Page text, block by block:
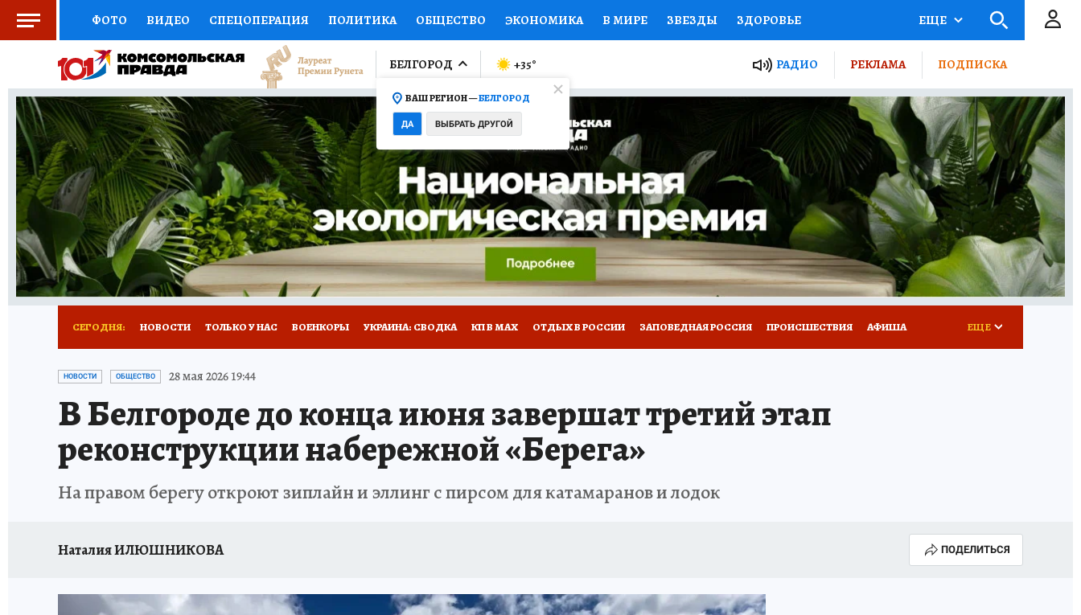
ФОТО ВИДЕО СПЕЦОПЕРАЦИЯ ПОЛИТИКА ОБЩЕСТВО ЭКОНОМИКА В МИРЕ ЗВЕЗДЫ ЗДОРОВЬЕ
СОЦПОДДЕРЖКА НАУКА СПОРТ КОЛУМНИСТЫ ПРОИСШЕСТВИЯ НАЦИОНАЛЬНЫЕ ПРОЕКТЫ РОССИИ
ВЫБОР ЭКСПЕРТОВ ДОКТОР ФИНАНСЫ ОТКРЫВАЕМ МИР Я ЗНАЮ СЕМЬЯ ЖЕНСКИЕ СЕКРЕТЫ ПУТЕВОДИТЕЛЬ
КНИЖНАЯ ПОЛКА ПРОГНОЗЫ НА СПОРТ ПРОМОКОДЫ СЕРИАЛЫ СПЕЦПРОЕКТЫ ДЕФИЦИТ ЖЕЛЕЗА ТУРИЗМ
ПРЕСС-ЦЕНТР НЕДВИЖИМОСТЬ ТЕЛЕВИЗОР КОЛЛЕКЦИИ КОНКУРСЫ РАБОТА У НАС ГИД ПОТРЕБИТЕЛЯ ВСЕ О КП
РАДИО КП РЕКЛАМА ТЕСТЫ НОВОЕ НА САЙТЕ
ЕЩЕ
БЕЛГОРОД
ВАШ РЕГИОН —БЕЛГОРОД
ДА ВЫБРАТЬ ДРУГОЙ
+35° РАДИО РЕКЛАМА ПОДПИСКА
СЕГОДНЯ: НОВОСТИ ТОЛЬКО У НАС ВОЕНКОРЫ УКРАИНА: СВОДКА КП В МАХ ОТДЫХ В РОССИИ ЗАПОВЕДНАЯ РОССИЯ ПРОИСШЕСТВИЯ АФИША
ИСПЫТАНО НА СЕБЕ
ЕЩЕ
НОВОСТИ ОБЩЕСТВО 28 мая 2026 19:44
В Белгороде до конца июня завершат третий этап
реконструкции набережной «Берега»
На правом берегу откроют зиплайн и эллинг с пирсом для катамаранов и лодок
Наталия ИЛЮШНИКОВА ПОДЕЛИТЬСЯ